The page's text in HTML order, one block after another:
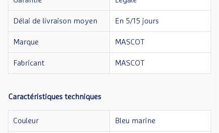
Délai de livraison moyen En 5/15 jours
Marque MASCOT
Fabricant MASCOT
Caractéristiques techniques
Couleur Bleu marine